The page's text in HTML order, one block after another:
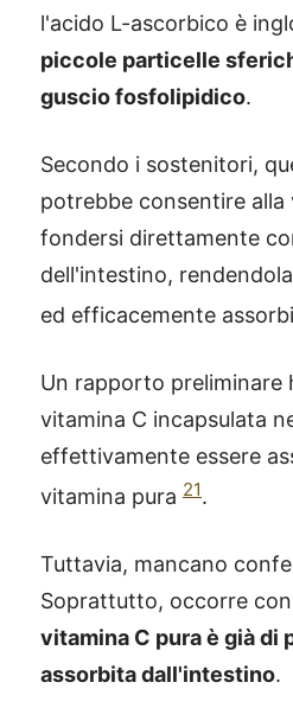
l'acido L-ascorbico è
piccole particelle
guscio fosfolipidico.
Secondo i sostenitori,
potrebbe consentire alla
fondersi direttamente
dell'intestino,
ed efficacemente
Un rapporto preliminare
vitamina C incapsulata
effettivamente essere
vitamina pura 21.
Tuttavia, mancano
Soprattutto, occorre
vitamina C pura è già di
assorbita dall'intestino.